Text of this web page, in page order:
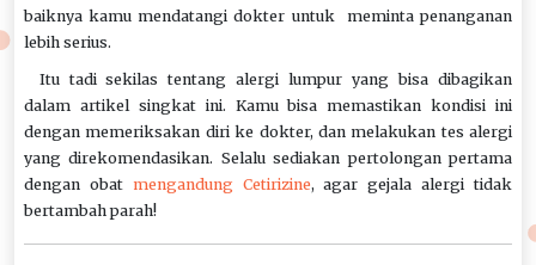
baiknya kamu mendatangi dokter untuk meminta penanganan
lebih serius.
Itu tadi sekilas tentang alergi lumpur yang bisa dibagikan
dalam artikel singkat ini. Kamu bisa memastikan kondisi ini
dengan memeriksakan diri ke dokter, dan melakukan tes alergi
yang direkomendasikan. Selalu sediakan pertolongan pertama
dengan obat mengandung Cetirizine, agar gejala alergi tidak
bertambah parah!